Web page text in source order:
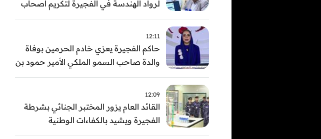
لرواد الهندسة في الفجيرة لتكريم أصحاب
العطاء وترسيخ الإرث الهندسي بالفجيرة
12:11
حاكم الفجيرة يعزي خادم الحرمين بوفاة
والدة صاحب السمو الملكي الأمير حمود بن
سعود بن عبد العزيز آل سعود
12:09
القائد العام يزور المختبر الجنائي بشرطة
الفجيرة ويشيد بالكفاءات الوطنية
والتقنيات الحديثة